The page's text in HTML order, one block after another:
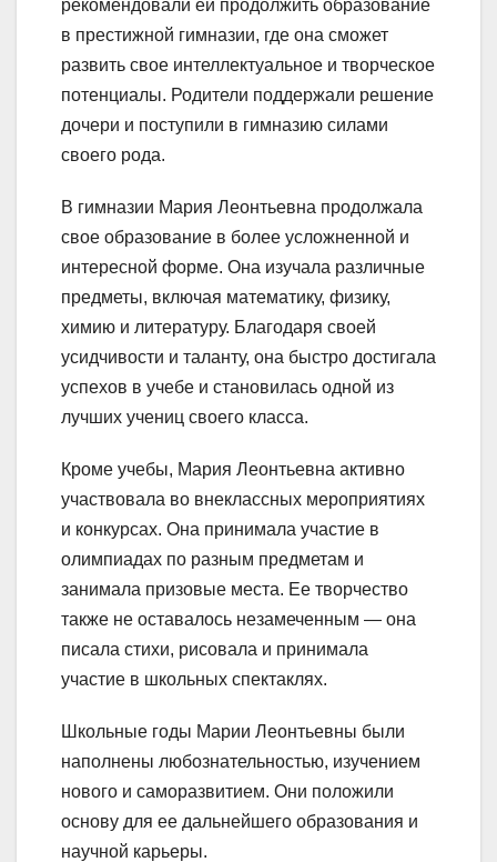
рекомендовали ей продолжить образование
в престижной гимназии, где она сможет
развить свое интеллектуальное и творческое
потенциалы. Родители поддержали решение
дочери и поступили в гимназию силами
своего рода.
В гимназии Мария Леонтьевна продолжала
свое образование в более усложненной и
интересной форме. Она изучала различные
предметы, включая математику, физику,
химию и литературу. Благодаря своей
усидчивости и таланту, она быстро достигала
успехов в учебе и становилась одной из
лучших учениц своего класса.
Кроме учебы, Мария Леонтьевна активно
участвовала во внеклассных мероприятиях
и конкурсах. Она принимала участие в
олимпиадах по разным предметам и
занимала призовые места. Ее творчество
также не оставалось незамеченным — она
писала стихи, рисовала и принимала
участие в школьных спектаклях.
Школьные годы Марии Леонтьевны были
наполнены любознательностью, изучением
нового и саморазвитием. Они положили
основу для ее дальнейшего образования и
научной карьеры.